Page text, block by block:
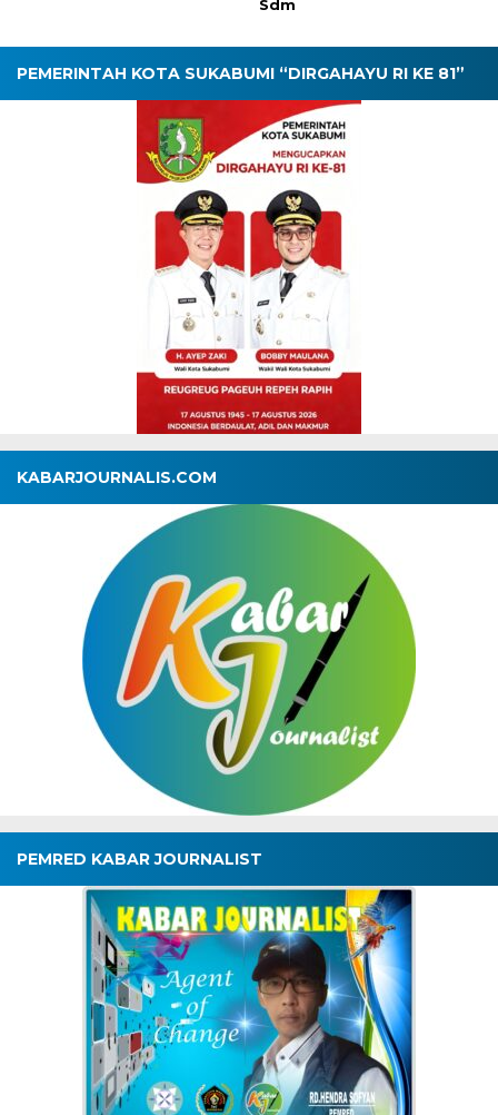
Sdm
PEMERINTAH KOTA SUKABUMI “DIRGAHAYU RI KE 81”
KABARJOURNALIS.COM
PEMRED KABAR JOURNALIST